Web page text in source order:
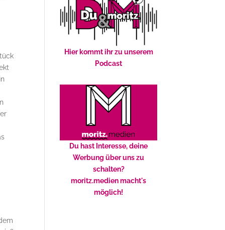
Hier kommt ihr zu unserem
Podcast
Du hast Interesse, deine
Werbung über uns zu
schalten?
moritz.medien macht's
möglich!